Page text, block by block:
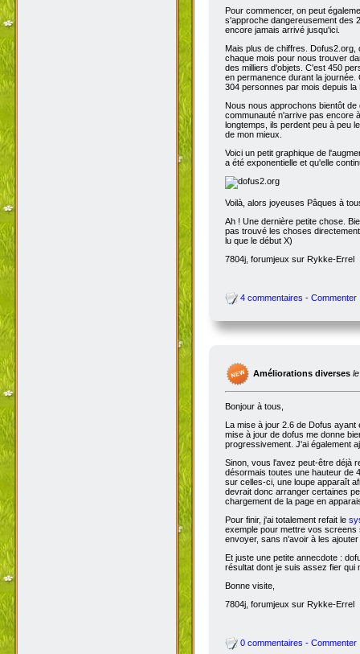
Pour commencer, on peut
s'approche dangereusement des
encore jamais arrivé jusqu'ici.
Mais plus de chiffres.
chaque mois pour nous trouver
des milliers d'objets. C'est 450
en permanence durant la
304 personnes par mois depuis
Nous nous approchons bientôt
communauté n'arrive pas encore
longtemps, ils perdent peu à peu
de mon mieux.
Voici un petit graphique de
a été exponentielle et qu'elle
Voilà, alors joyeuses Pâques à
Ah ! Une dernière petite chose.
pas trouvé les choses
lu que le début X)
7804j, forumjeux sur Rykke-Errel
4 commentaires - Commenter
Améliorations diverses
Bonjour à tous,
La mise à jour 2.6 de Dofus
mise à jour de dofus me donne
progressivement. J'ai également
Sinon, vous l'avez peut-être déjà
désormais toutes une hauteur de
sur celles-ci, une loupe apparaît
devrait donc arranger certaines
chargement de la page en
Pour finir, j'ai totalement refait le
exemple pour mettre vos
envoyer, sans n'avoir à les
Et juste une petite annecdote :
résultat dont je suis assez fier qui
Bonne visite,
7804j, forumjeux sur Rykke-Errel
0 commentaires - Commenter